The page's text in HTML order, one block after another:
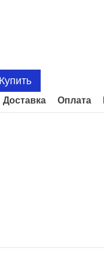
Купить
Доставка Оплата